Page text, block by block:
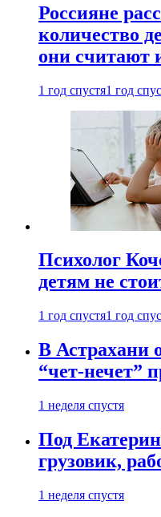
Россияне
количество
они считают
1 год спустя1 год
Психолог
детям не
1 год спустя1 год
В Астрахани
“чет-нечет”
1 неделя спустя
Под
грузовик,
1 неделя спустя